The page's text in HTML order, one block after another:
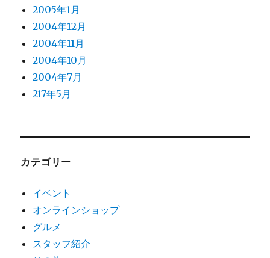
2005年1月
2004年12月
2004年11月
2004年10月
2004年7月
217年5月
カテゴリー
イベント
オンラインショップ
グルメ
スタッフ紹介